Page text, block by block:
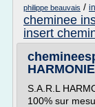
philippe beauvais /
cheminee
insert
HARMONIE
S.A.R.L
100% sur